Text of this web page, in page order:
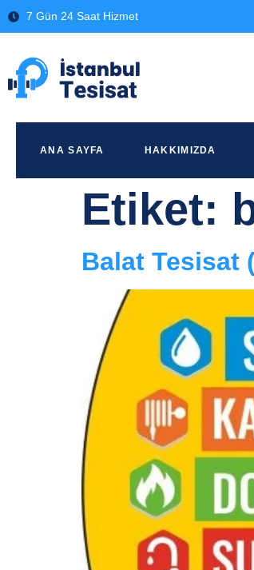
7 Gün 24 Saat Hizmet
ANA SAYFA HAKKIMIZDA
Etiket:
Balat Tesisat